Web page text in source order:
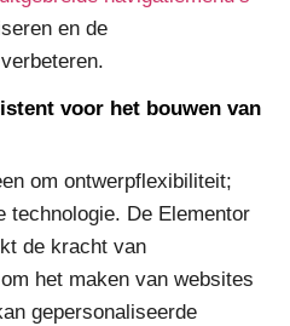
en de
voor het bouwen van
om ontwerpflexibiliteit;
technologie. De Elementor
de kracht van
het maken van websites
gepersonaliseerde